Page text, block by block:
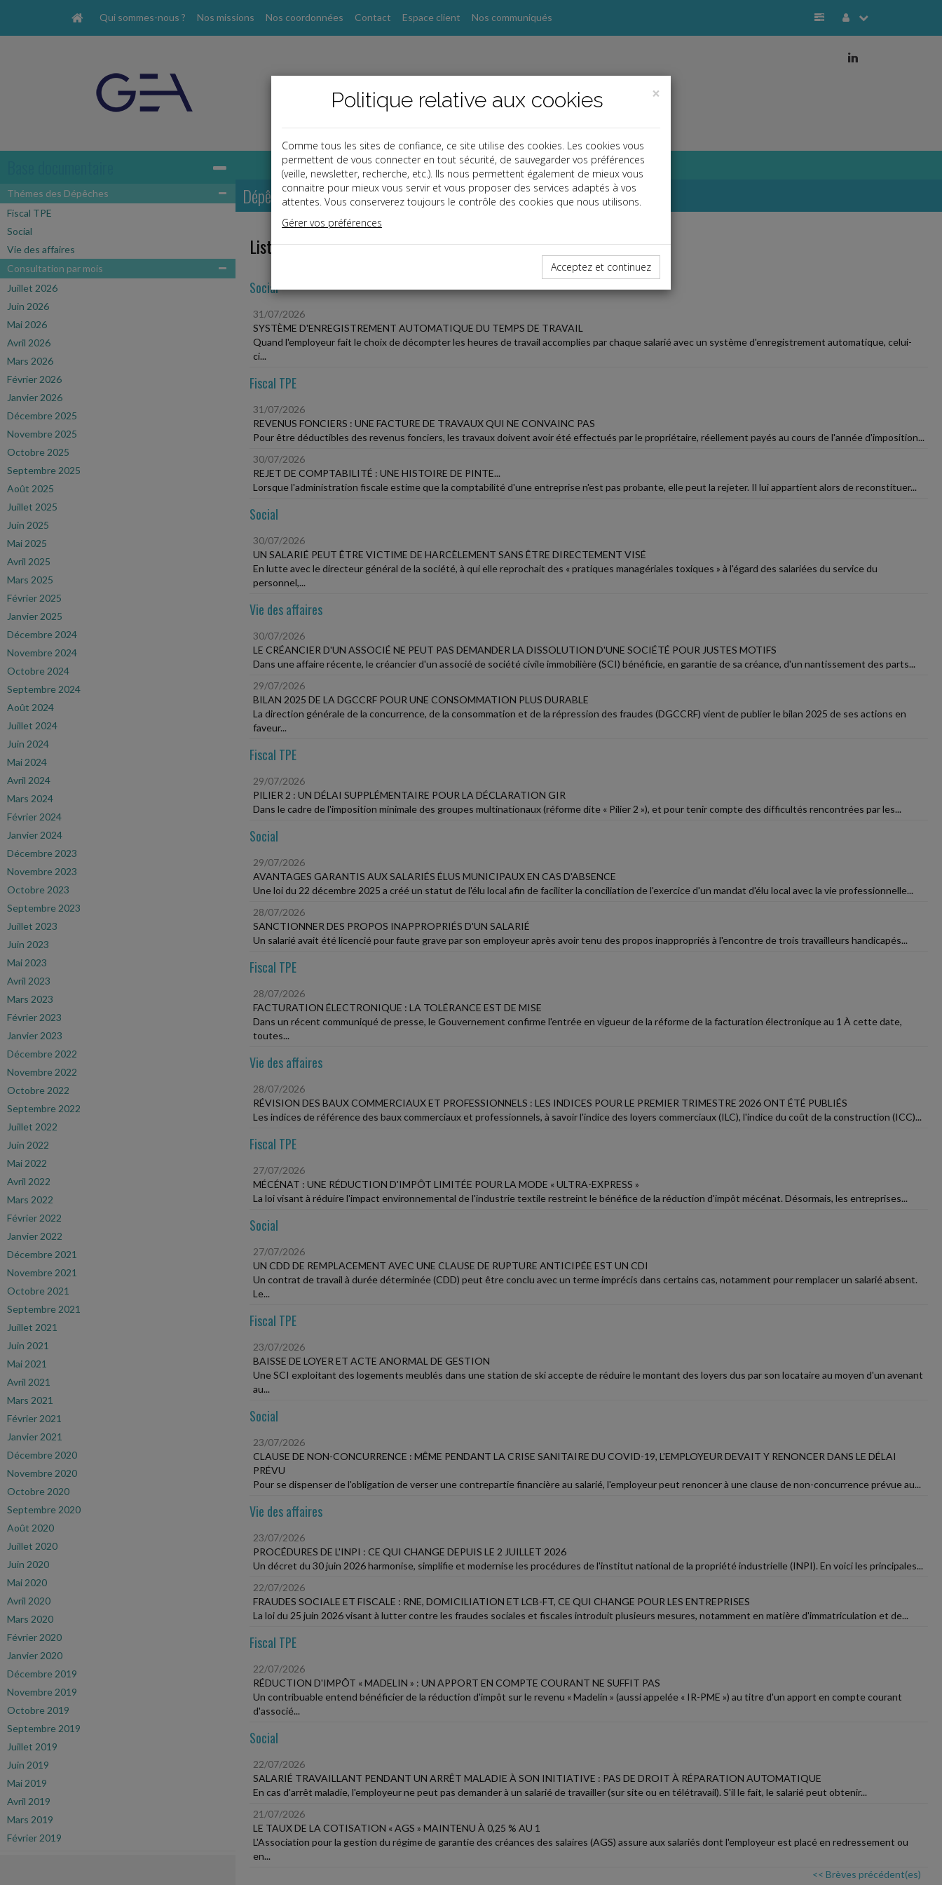
Qui sommes-nous ? Nos missions Nos coordonnées Contact Espace client Nos communiqués
j
Thémes des Dépêches
Fiscal TPE
Social
Vie des affaires
Consultation par mois
Juillet 2026
Juin 2026
Mai 2026
Avril 2026
Mars 2026
Février 2026
Janvier 2026
Décembre 2025
Novembre 2025
Octobre 2025
Septembre 2025
Août 2025
Juillet 2025
Juin 2025
Mai 2025
Avril 2025
Mars 2025
Février 2025
Janvier 2025
Décembre 2024
Novembre 2024
Octobre 2024
Septembre 2024
Août 2024
Juillet 2024
Juin 2024
Mai 2024
Avril 2024
Mars 2024
Février 2024
Janvier 2024
Décembre 2023
Novembre 2023
Octobre 2023
Septembre 2023
Juillet 2023
Juin 2023
Mai 2023
Avril 2023
Mars 2023
Février 2023
Janvier 2023
Décembre 2022
Novembre 2022
Octobre 2022
Septembre 2022
Juillet 2022
Juin 2022
Mai 2022
Avril 2022
Mars 2022
Février 2022
Janvier 2022
Décembre 2021
Novembre 2021
Octobre 2021
Septembre 2021
Juillet 2021
Juin 2021
Mai 2021
Avril 2021
Mars 2021
Février 2021
Janvier 2021
Décembre 2020
Novembre 2020
Octobre 2020
Septembre 2020
Août 2020
Juillet 2020
Juin 2020
Mai 2020
Avril 2020
Mars 2020
Février 2020
Janvier 2020
Décembre 2019
Novembre 2019
Octobre 2019
Septembre 2019
Juillet 2019
Juin 2019
Mai 2019
Avril 2019
Mars 2019
Février 2019
Dépêches
Liste des dernières dépêches
Social
31/07/2026
SYSTÈME D'ENREGISTREMENT AUTOMATIQUE DU TEMPS DE TRAVAIL
Quand l'employeur fait le choix de décompter les heures de travail accomplies par chaque salarié avec un système d'enregistrement automatique, celui-
ci...
Fiscal TPE
31/07/2026
REVENUS FONCIERS : UNE FACTURE DE TRAVAUX QUI NE CONVAINC PAS
Pour être déductibles des revenus fonciers, les travaux doivent avoir été effectués par le propriétaire, réellement payés au cours de l'année d'imposition...
30/07/2026
REJET DE COMPTABILITÉ : UNE HISTOIRE DE PINTE...
Lorsque l'administration fiscale estime que la comptabilité d'une entreprise n'est pas probante, elle peut la rejeter. Il lui appartient alors de reconstituer...
Social
30/07/2026
UN SALARIÉ PEUT ÊTRE VICTIME DE HARCÈLEMENT SANS ÊTRE DIRECTEMENT VISÉ
En lutte avec le directeur général de la société, à qui elle reprochait des « pratiques managériales toxiques » à l'égard des salariées du service du
personnel,...
Vie des affaires
30/07/2026
LE CRÉANCIER D'UN ASSOCIÉ NE PEUT PAS DEMANDER LA DISSOLUTION D'UNE SOCIÉTÉ POUR JUSTES MOTIFS
Dans une affaire récente, le créancier d'un associé de société civile immobilière (SCI) bénéficie, en garantie de sa créance, d'un nantissement des parts...
29/07/2026
BILAN 2025 DE LA DGCCRF POUR UNE CONSOMMATION PLUS DURABLE
La direction générale de la concurrence, de la consommation et de la répression des fraudes (DGCCRF) vient de publier le bilan 2025 de ses actions en
faveur...
Fiscal TPE
29/07/2026
PILIER 2 : UN DÉLAI SUPPLÉMENTAIRE POUR LA DÉCLARATION GIR
Dans le cadre de l'imposition minimale des groupes multinationaux (réforme dite « Pilier 2 »), et pour tenir compte des difficultés rencontrées par les...
Social
29/07/2026
AVANTAGES GARANTIS AUX SALARIÉS ÉLUS MUNICIPAUX EN CAS D'ABSENCE
Une loi du 22 décembre 2025 a créé un statut de l'élu local afin de faciliter la conciliation de l'exercice d'un mandat d'élu local avec la vie professionnelle...
28/07/2026
SANCTIONNER DES PROPOS INAPPROPRIÉS D'UN SALARIÉ
Un salarié avait été licencié pour faute grave par son employeur après avoir tenu des propos inappropriés à l'encontre de trois travailleurs handicapés...
Fiscal TPE
28/07/2026
FACTURATION ÉLECTRONIQUE : LA TOLÉRANCE EST DE MISE
Dans un récent communiqué de presse, le Gouvernement confirme l'entrée en vigueur de la réforme de la facturation électronique au 1 À cette date,
toutes...
Vie des affaires
28/07/2026
RÉVISION DES BAUX COMMERCIAUX ET PROFESSIONNELS : LES INDICES POUR LE PREMIER TRIMESTRE 2026 ONT ÉTÉ PUBLIÉS
Les indices de référence des baux commerciaux et professionnels, à savoir l'indice des loyers commerciaux (ILC), l'indice du coût de la construction (ICC)...
Fiscal TPE
27/07/2026
MÉCÉNAT : UNE RÉDUCTION D'IMPÔT LIMITÉE POUR LA MODE « ULTRA-EXPRESS »
La loi visant à réduire l'impact environnemental de l'industrie textile restreint le bénéfice de la réduction d'impôt mécénat. Désormais, les entreprises...
Social
27/07/2026
UN CDD DE REMPLACEMENT AVEC UNE CLAUSE DE RUPTURE ANTICIPÉE EST UN CDI
Un contrat de travail à durée déterminée (CDD) peut être conclu avec un terme imprécis dans certains cas, notamment pour remplacer un salarié absent.
Le...
Fiscal TPE
23/07/2026
BAISSE DE LOYER ET ACTE ANORMAL DE GESTION
Une SCI exploitant des logements meublés dans une station de ski accepte de réduire le montant des loyers dus par son locataire au moyen d'un avenant
au...
Social
23/07/2026
CLAUSE DE NON-CONCURRENCE : MÊME PENDANT LA CRISE SANITAIRE DU COVID-19, L'EMPLOYEUR DEVAIT Y RENONCER DANS LE DÉLAI
PRÉVU
Pour se dispenser de l'obligation de verser une contrepartie financière au salarié, l'employeur peut renoncer à une clause de non-concurrence prévue au...
Vie des affaires
23/07/2026
PROCÉDURES DE L'INPI : CE QUI CHANGE DEPUIS LE 2 JUILLET 2026
Un décret du 30 juin 2026 harmonise, simplifie et modernise les procédures de l'institut national de la propriété industrielle (INPI). En voici les principales...
22/07/2026
FRAUDES SOCIALE ET FISCALE : RNE, DOMICILIATION ET LCB-FT, CE QUI CHANGE POUR LES ENTREPRISES
La loi du 25 juin 2026 visant à lutter contre les fraudes sociales et fiscales introduit plusieurs mesures, notamment en matière d'immatriculation et de...
Fiscal TPE
22/07/2026
RÉDUCTION D'IMPÔT « MADELIN » : UN APPORT EN COMPTE COURANT NE SUFFIT PAS
Un contribuable entend bénéficier de la réduction d'impôt sur le revenu « Madelin » (aussi appelée « IR-PME ») au titre d'un apport en compte courant
d'associé...
Social
22/07/2026
SALARIÉ TRAVAILLANT PENDANT UN ARRÊT MALADIE À SON INITIATIVE : PAS DE DROIT À RÉPARATION AUTOMATIQUE
En cas d'arrêt maladie, l'employeur ne peut pas demander à un salarié de travailler (sur site ou en télétravail). S'il le fait, le salarié peut obtenir...
21/07/2026
LE TAUX DE LA COTISATION « AGS » MAINTENU À 0,25 % AU 1
L'Association pour la gestion du régime de garantie des créances des salaires (AGS) assure aux salariés dont l'employeur est placé en redressement ou
en...
<< Brèves précédent(es)
×
Politique relative aux cookies
Comme tous les sites de confiance, ce site utilise des cookies. Les cookies vous
permettent de vous connecter en tout sécurité, de sauvegarder vos préférences
(veille, newsletter, recherche, etc.). Ils nous permettent également de mieux vous
connaitre pour mieux vous servir et vous proposer des services adaptés à vos
attentes. Vous conserverez toujours le contrôle des cookies que nous utilisons.
Gérer vos préférences
Acceptez et continuez